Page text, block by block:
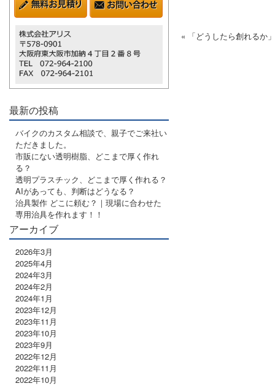
« 「どうしたら創れるか
最新の投稿
バイクのカスタム相談で、親子でご来社い
ただきました。
市販にない透明樹脂、どこまで厚く作れ
る？
透明プラスチック、どこまで厚く作れる？
AIがあっても、判断はどうなる？
治具製作 どこに頼む？｜現場に合わせた
専用治具を作れます！！
アーカイブ
2026年3月
2025年4月
2024年3月
2024年2月
2024年1月
2023年12月
2023年11月
2023年10月
2023年9月
2022年12月
2022年11月
2022年10月